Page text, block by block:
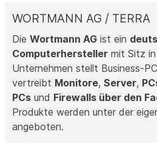
WORTMANN AG / TERRA
Die Wortmann AG ist ein
Computerhersteller mit Sitz in
Unternehmen stellt Business-
vertreibt Monitore, Server,
PCs und Firewalls über den
Produkte werden unter der
angeboten.